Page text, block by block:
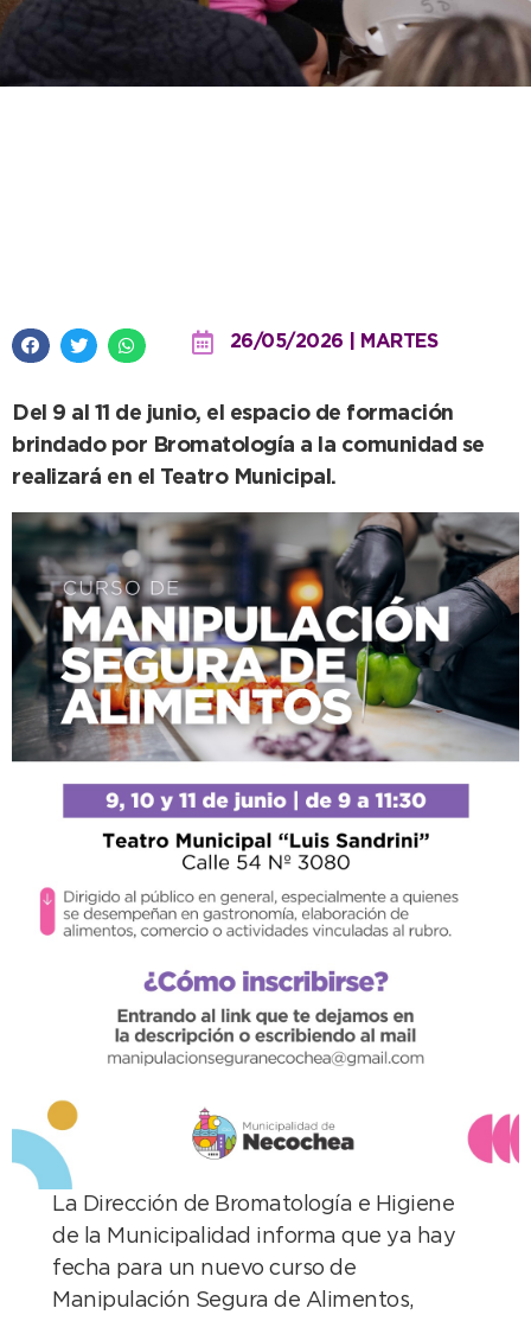
26/05/2026 | MARTES
Del 9 al 11 de junio, el espacio de formación
brindado por Bromatología a la comunidad se
realizará en el Teatro Municipal.
La Dirección de Bromatología e Higiene
de la Municipalidad informa que ya hay
fecha para un nuevo curso de
Manipulación Segura de Alimentos,